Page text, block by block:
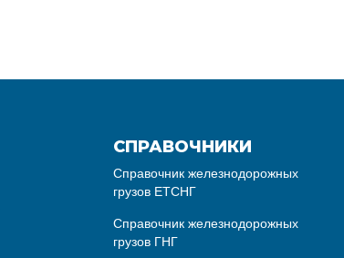
СПРАВОЧНИКИ
Справочник железнодорожных
грузов ЕТСНГ
Справочник железнодорожных
грузов ГНГ